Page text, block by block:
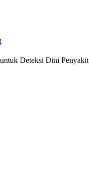
Deteksi Dini Penyakit